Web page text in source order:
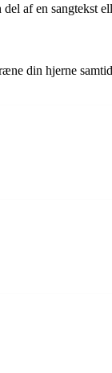
af en sangtekst
din hjerne